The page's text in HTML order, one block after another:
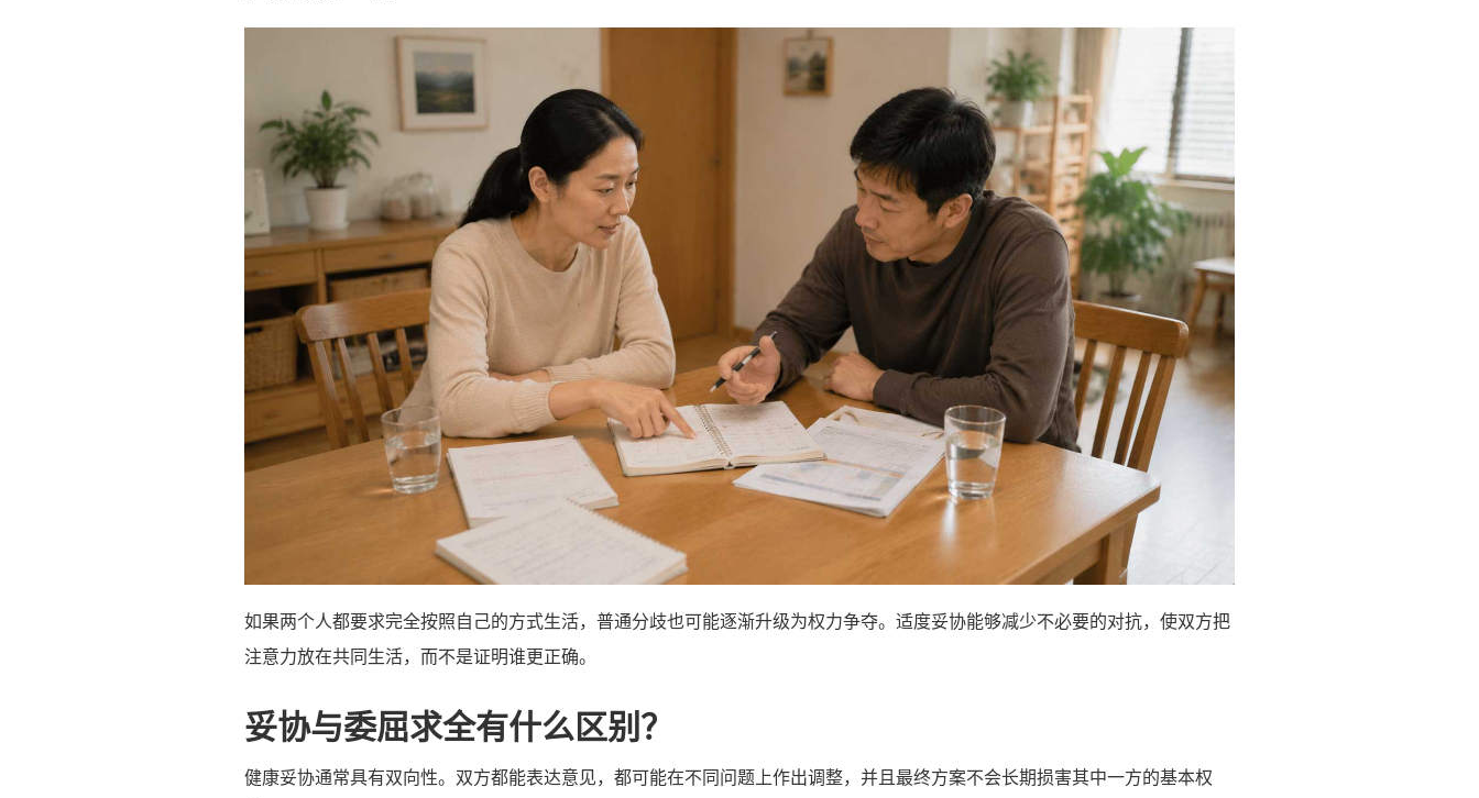
如果两个人都要求完全按照自己的方式生活，普通分歧也可能逐渐升级为权力争夺。适度妥协能够减少不必要的对抗，使双方把
注意力放在共同生活，而不是证明谁更正确。
妥协与委屈求全有什么区别？
健康妥协通常具有双向性。双方都能表达意见，都可能在不同问题上作出调整，并且最终方案不会长期损害其中一方的基本权